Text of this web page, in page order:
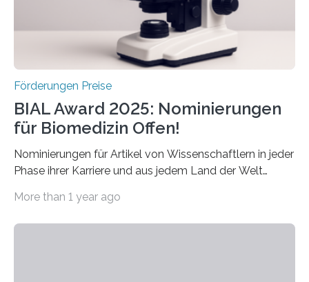
hochrangige wissenschaftliche Publikation zum Thema
Förderungen Preise
BIAL Award 2025: Nominierungen
für Biomedizin Offen!
Nominierungen für Artikel von Wissenschaftlern in jeder
Phase ihrer Karriere und aus jedem Land der Welt
Leben gerufen, um die bemerkenswertesten
More than 1 year ago